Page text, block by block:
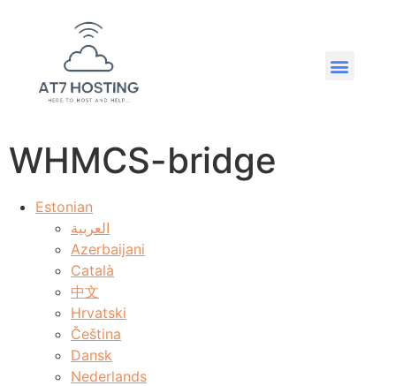
WHMCS-bridge
Estonian
العربية
Azerbaijani
Català
中文
Hrvatski
Čeština
Dansk
Nederlands